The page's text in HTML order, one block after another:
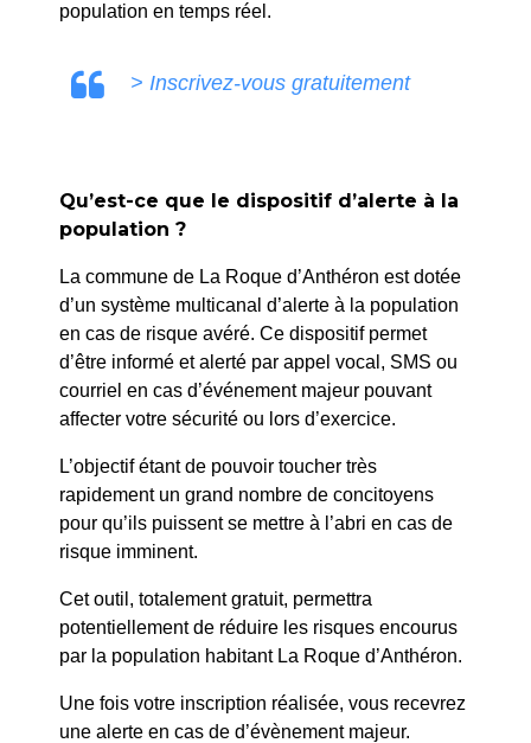
La Roque d’Anthéron
2 avenue de l’Europe Unie,
13640 La Roque d’Anthéron
population en temps réel.
> Inscrivez-vous gratuitement
Qu’est-ce que le dispositif d’alerte à la
population ?
La commune de La Roque d’Anthéron est dotée
d’un système multicanal d’alerte à la population
en cas de risque avéré. Ce dispositif permet
d’être informé et alerté par appel vocal, SMS ou
courriel en cas d’événement majeur pouvant
affecter votre sécurité ou lors d’exercice.
L’objectif étant de pouvoir toucher très
rapidement un grand nombre de concitoyens
pour qu’ils puissent se mettre à l’abri en cas de
risque imminent.
Cet outil, totalement gratuit, permettra
potentiellement de réduire les risques encourus
par la population habitant La Roque d’Anthéron.
Une fois votre inscription réalisée, vous recevrez
une alerte en cas de d’évènement majeur.